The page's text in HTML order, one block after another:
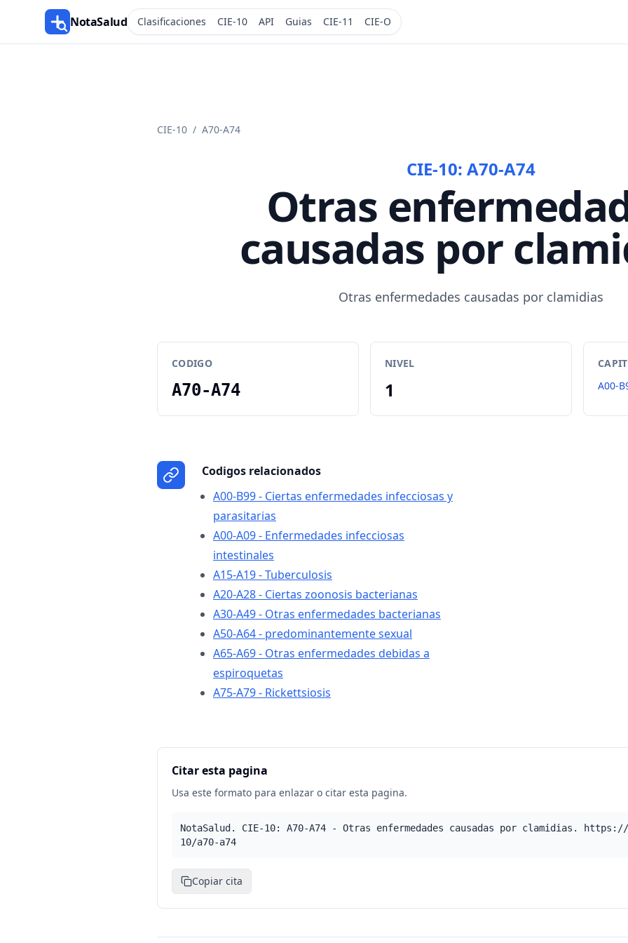
NotaSalud Clasificaciones CIE-10 API Guias CIE-11 CIE-O
CIE-10 / A70-A74
CIE-10: A70-A74
Otras
causadas por
Otras enfermedades causadas por clamidias
CODIGO
A70-A74
NIVEL
1
A00-
Codigos relacionados
A00-B99 - Ciertas enfermedades infecciosas y
parasitarias
A00-A09 - Enfermedades infecciosas
intestinales
A15-A19 - Tuberculosis
A20-A28 - Ciertas zoonosis bacterianas
A30-A49 - Otras enfermedades bacterianas
A50-A64 - predominantemente sexual
A65-A69 - Otras enfermedades debidas a
espiroquetas
A75-A79 - Rickettsiosis
Citar esta pagina
Usa este formato para enlazar o citar esta pagina.
NotaSalud. CIE-10: A70-A74 - Otras enfermedades causadas por clamidias.
10/a70-a74
Copiar cita